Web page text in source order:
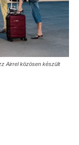
Airrel közösen készült